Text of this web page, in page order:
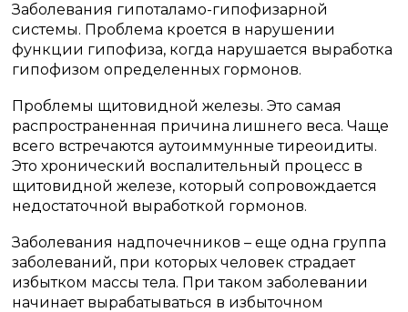
Заболевания гипоталамо-гипофизарной
системы. Проблема кроется в нарушении
функции гипофиза, когда нарушается выработка
гипофизом определенных гормонов.
Проблемы щитовидной железы. Это самая
распространенная причина лишнего веса. Чаще
всего встречаются аутоиммунные тиреоидиты.
Это хронический воспалительный процесс в
щитовидной железе, который сопровождается
недостаточной выработкой гормонов.
Заболевания надпочечников – еще одна группа
заболеваний, при которых человек страдает
избытком массы тела. При таком заболевании
начинает вырабатываться в избыточном